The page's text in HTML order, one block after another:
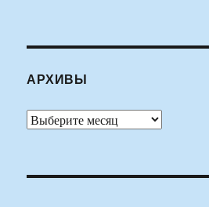
АРХИВЫ
Архивы